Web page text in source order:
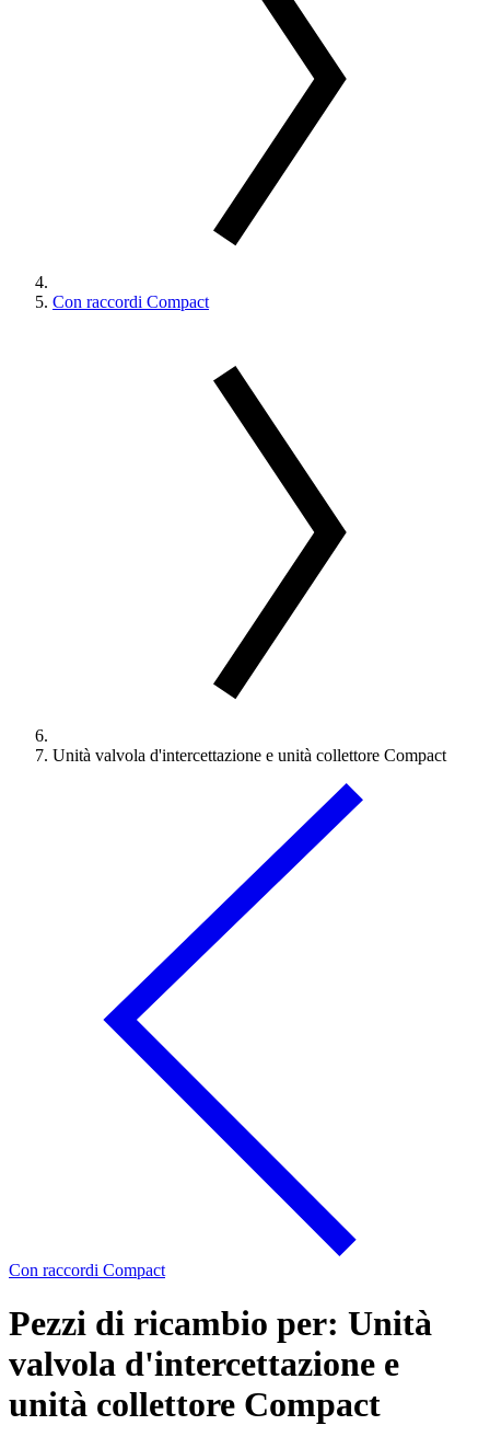
Con raccordi Compact
Unità valvola d'intercettazione e unità collettore Compact
Con raccordi Compact
Pezzi di ricambio per: Unità
valvola d'intercettazione e
unità collettore Compact